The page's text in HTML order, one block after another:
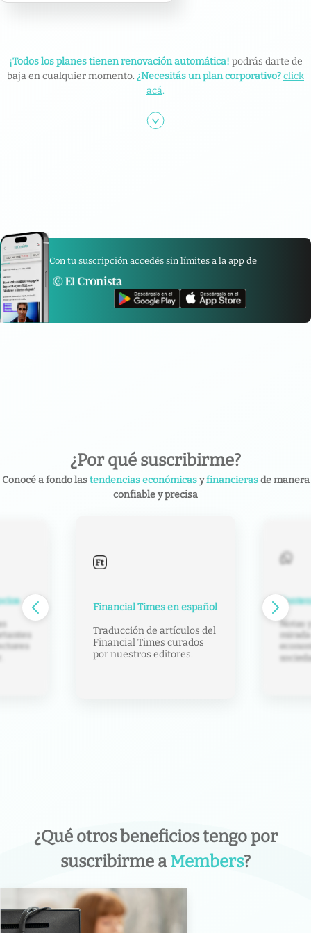
¡Todos los planes tienen renovación automática! podrás darte de
baja en cualquier momento. ¿Necesitás un plan corporativo?click
acá.
Con tu suscripción accedés sin límites a la app de
¿Por qué suscribirme?
Conocé a fondo lastendencias económicasyfinancierasde manera
confiable y precisa
del
Contenido exclusivo
Notas y análisis con una
mirada crítica sobre
economía, política y
sociedad.
Te
de
¿Qué otros beneficios tengo por
suscribirme aMembers?